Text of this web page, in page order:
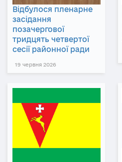
Відбулося пленарне
засідання
позачергової
тридцять четвертої
сесії районної ради
19 червня 2026